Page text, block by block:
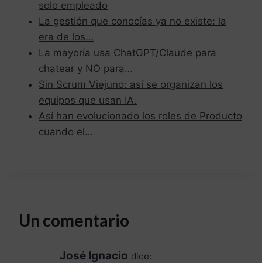
solo empleado
La gestión que conocías ya no existe: la
era de los…
La mayoría usa ChatGPT/Claude para
chatear y NO para…
Sin Scrum Viejuno: así se organizan los
equipos que usan IA.
Así han evolucionado los roles de Producto
cuando el…
Un comentario
José Ignacio dice: